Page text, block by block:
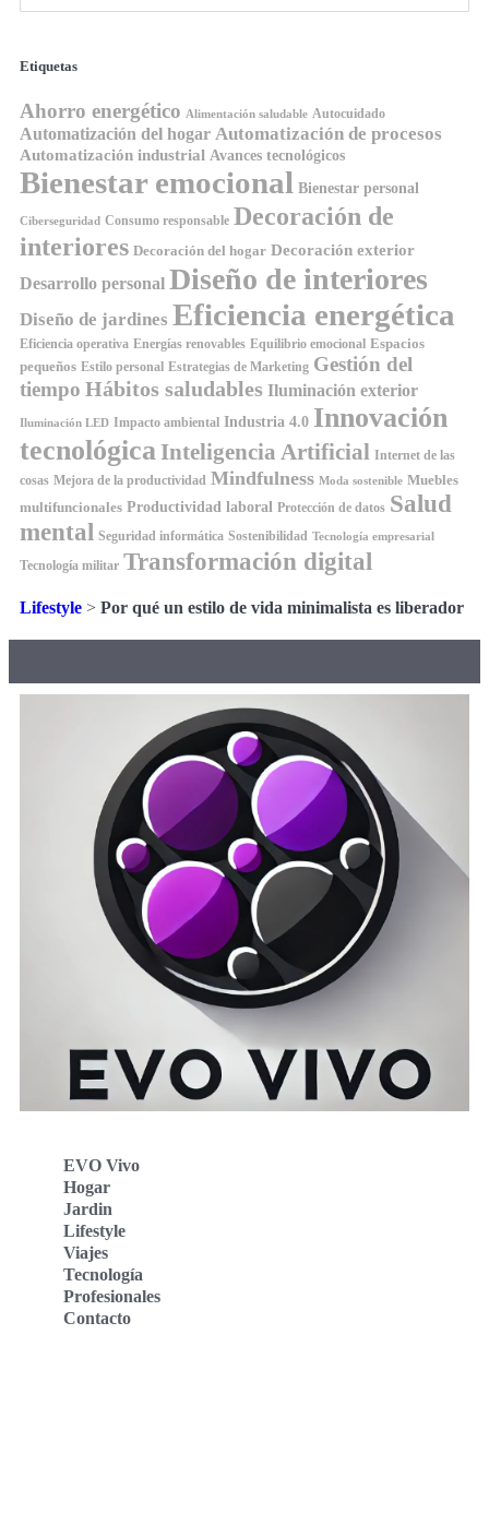
Etiquetas
Ahorro energético Alimentación saludable Autocuidado
Automatización del hogar Automatización de procesos
Automatización industrial Avances tecnológicos
Bienestar emocional Bienestar personal
Ciberseguridad Consumo responsable Decoración de
interiores Decoración del hogar Decoración exterior
Desarrollo personal Diseño de interiores
Diseño de jardines Eficiencia energética
Eficiencia operativa Energías renovables Equilibrio emocional Espacios
pequeños Estilo personal Estrategias de Marketing Gestión del
tiempo Hábitos saludables Iluminación exterior
Iluminación LED Impacto ambiental Industria 4.0 Innovación
tecnológica Inteligencia Artificial Internet de las
cosas Mejora de la productividad Mindfulness Moda sostenible Muebles
multifuncionales Productividad laboral Protección de datos Salud
mental Seguridad informática Sostenibilidad Tecnología empresarial
Tecnología militar Transformación digital
Lifestyle > Por qué un estilo de vida minimalista es liberador
EVO Vivo
Hogar
Jardin
Lifestyle
Viajes
Tecnología
Profesionales
Contacto